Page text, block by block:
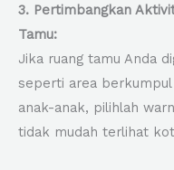
3. Pertimbangkan
Tamu:
Jika ruang tamu Anda
seperti area
anak-anak, pilihlah
tidak mudah terlihat